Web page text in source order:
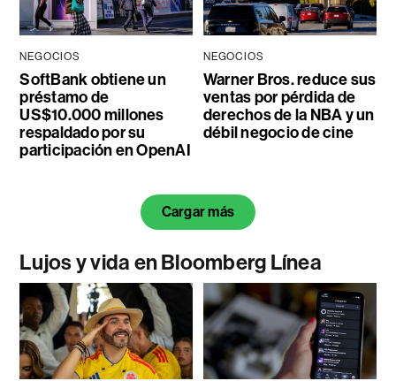
NEGOCIOS
SoftBank obtiene un
préstamo de
US$10.000 millones
respaldado por su
participación en OpenAI
NEGOCIOS
Warner Bros. reduce sus
ventas por pérdida de
derechos de la NBA y un
débil negocio de cine
Cargar más
Lujos y vida en Bloomberg Línea